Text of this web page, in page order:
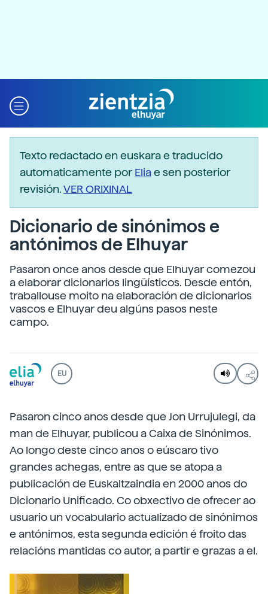
Texto redactado en euskara e traducido
automaticamente porEliae sen posterior
revisión.VER ORIXINAL
Dicionario de sinónimos e
antónimos de Elhuyar
Pasaron once anos desde que Elhuyar comezou
a elaborar dicionarios lingüísticos. Desde entón,
traballouse moito na elaboración de dicionarios
vascos e Elhuyar deu algúns pasos neste
campo.
EU
Pasaron cinco anos desde que Jon Urrujulegi, da
man de Elhuyar, publicou a Caixa de Sinónimos.
Ao longo deste cinco anos o eúscaro tivo
grandes achegas, entre as que se atopa a
publicación de Euskaltzaindia en 2000 anos do
Dicionario Unificado. Co obxectivo de ofrecer ao
usuario un vocabulario actualizado de sinónimos
e antónimos, esta segunda edición é froito das
relacións mantidas co autor, a partir e grazas a el.